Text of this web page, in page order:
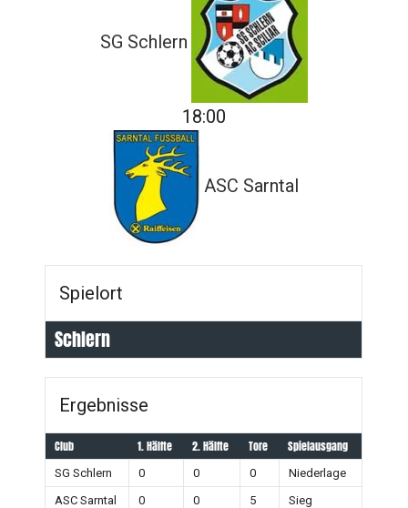
SG Schlern
18:00
ASC Sarntal
Spielort
Schlern
Ergebnisse
Club 1. Hälfte 2. Hälfte Tore Spielausgang
SG Schlern 0 0 0
Niederlage
ASC Sarntal
0 0 5 Sieg